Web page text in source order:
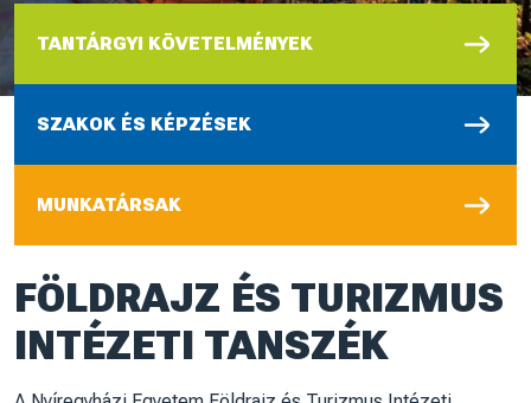
TANTÁRGYI KÖVETELMÉNYEK
SZAKOK ÉS KÉPZÉSEK
MUNKATÁRSAK
FÖLDRAJZ ÉS TURIZMUS
INTÉZETI TANSZÉK